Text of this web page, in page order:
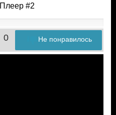
Плеер #2
0 Не понравилось